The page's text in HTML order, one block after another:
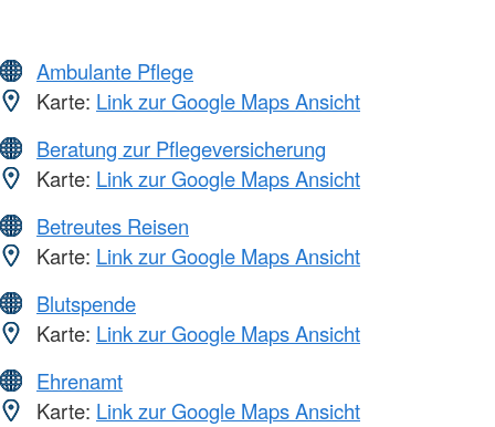
Ambulante Pflege
Karte: Link zur Google Maps Ansicht
Beratung zur Pflegeversicherung
Karte: Link zur Google Maps Ansicht
Betreutes Reisen
Karte: Link zur Google Maps Ansicht
Blutspende
Karte: Link zur Google Maps Ansicht
Ehrenamt
Karte: Link zur Google Maps Ansicht